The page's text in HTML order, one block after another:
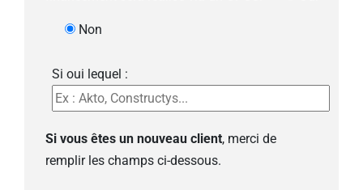
Non
Si oui lequel :
Si vous êtes un nouveau client, merci de
remplir les champs ci-dessous.